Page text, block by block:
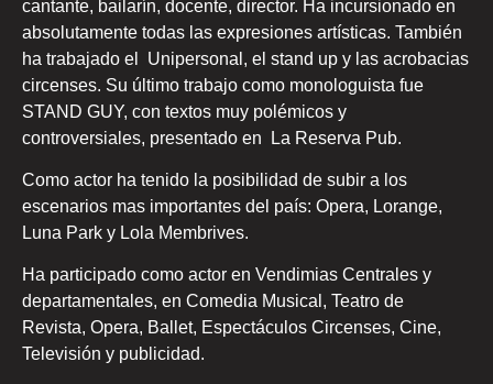
cantante, bailarín, docente, director. Ha incursionado en
absolutamente todas las expresiones artísticas. También
ha trabajado el Unipersonal, el stand up y las acrobacias
circenses. Su último trabajo como monologuista fue
STAND GUY, con textos muy polémicos y
controversiales, presentado en La Reserva Pub.
Como actor ha tenido la posibilidad de subir a los
escenarios mas importantes del país: Opera, Lorange,
Luna Park y Lola Membrives.
Ha participado como actor en Vendimias Centrales y
departamentales, en Comedia Musical, Teatro de
Revista, Opera, Ballet, Espectáculos Circenses, Cine,
Televisión y publicidad.